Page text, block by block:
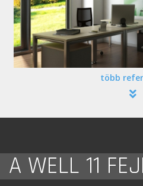
több
A WELL 11